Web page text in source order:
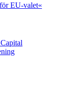
EU-valet«